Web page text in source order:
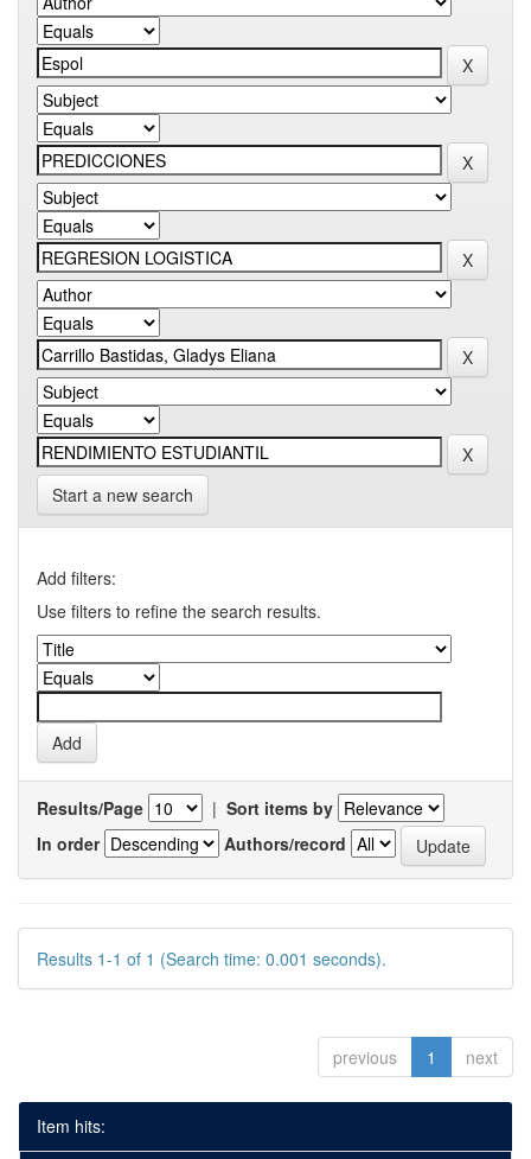
Start a new search
Add filters:
Use filters to refine the search results.
Results/Page | Sort items by
In order
Authors/record
Results 1-1 of 1 (Search time: 0.001 seconds).
previous 1 next
Item hits: